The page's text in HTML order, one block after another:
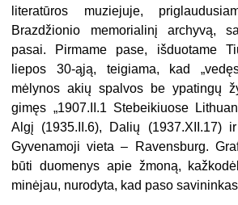
literatūros muziejuje,
Brazdžionio memorialinį archyvą,
pasai. Pirmame pase, išduotame
liepos 30-ąją, teigiama, kad
mėlynos akių spalvos be ypatingų
gimęs „1907.II.1 Stebeikiuose
Algį (1935.II.6), Dalių (1937.XII.17)
Gyvenamoji vieta – Ravensburg.
būti duomenys apie žmoną,
minėjau, nurodyta, kad paso